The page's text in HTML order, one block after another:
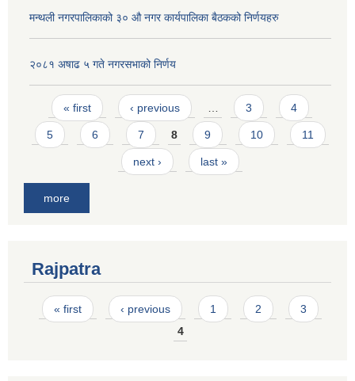
मन्थली नगरपालिकाको ३० औ नगर कार्यपालिका बैठकको निर्णयहरु
२०८१ अषाढ ५ गते नगरसभाको निर्णय
Pages
« first ‹ previous 3 4
5 6 7 8 9 10 11
next › last »
more
Rajpatra
Pages
« first ‹ previous 1 2
3
4